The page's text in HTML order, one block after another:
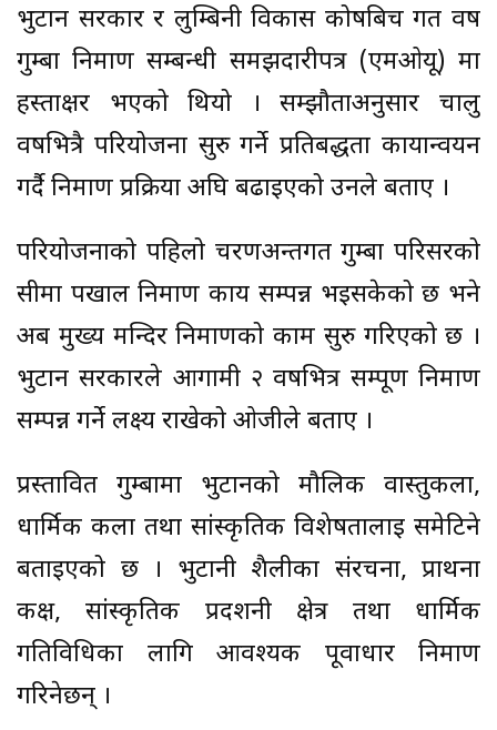
भुटान सरकार र लुम्बिनी विकास कोषबिच गत वर्ष
गुम्बा निर्माण सम्बन्धी समझदारीपत्र (एमओयू) मा
हस्ताक्षर भएको थियो । सम्झौताअनुसार चालु
वर्षभित्रै परियोजना सुरु गर्ने प्रतिबद्धता कार्यान्वयन
गर्दै निर्माण प्रक्रिया अघि बढाइएको उनले बताए ।
परियोजनाको पहिलो चरणअन्तर्गत गुम्बा परिसरको
सीमा पर्खाल निर्माण कार्य सम्पन्न भइसकेको छ भने
अब मुख्य मन्दिर निर्माणको काम सुरु गरिएको छ ।
भुटान सरकारले आगामी २ वर्षभित्र सम्पूर्ण निर्माण
सम्पन्न गर्ने लक्ष्य राखेको ओजीले बताए ।
प्रस्तावित गुम्बामा भुटानको मौलिक वास्तुकला,
धार्मिक कला तथा सांस्कृतिक विशेषतालाई समेटिने
बताइएको छ । भुटानी शैलीका संरचना, प्रार्थना
कक्ष, सांस्कृतिक प्रदर्शनी क्षेत्र तथा धार्मिक
गतिविधिका लागि आवश्यक पूर्वाधार निर्माण
गरिनेछन् ।